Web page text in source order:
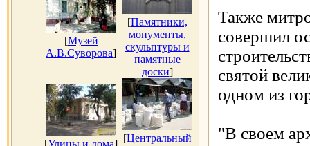
[Музей
А.В.Суворова]
[Памятники,
монументы,
скульптуры и
памятные
доски]
[Улицы и дома] [Центральный
Также
совершил
святой
одном из
"В своем